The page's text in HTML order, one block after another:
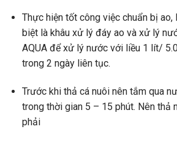
Thực hiện tốt công việc chuẩn bị ao,
biệt là khâu xử lý đáy ao và xử lý
AQUA để xử lý nước với liều 1 lít/
trong 2 ngày liên tục.
Trước khi thả cá nuôi nên tắm qua
trong thời gian 5 – 15 phút. Nên thả
phải